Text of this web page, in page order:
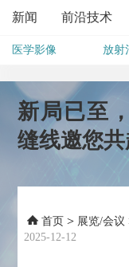
新闻 前沿技术
医学影像 放射
新局已至
缝线邀您
首页 > 展览/会议
2025-12-12